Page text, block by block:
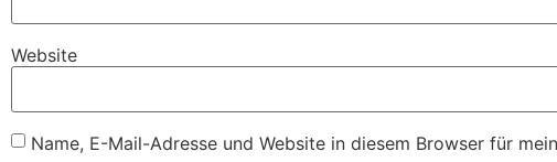
Website
Name, E-Mail-Adresse und Website in diesem Browser für